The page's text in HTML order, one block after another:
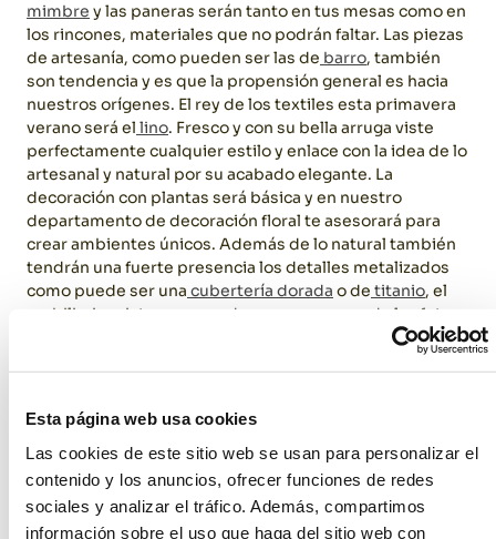
Esta página web usa cookies
Las cookies de este sitio web se usan para personalizar el
contenido y los anuncios, ofrecer funciones de redes
sociales y analizar el tráfico. Además, compartimos
información sobre el uso que haga del sitio web con
mimbre y las paneras serán tanto en tus mesas como en
los rincones, materiales que no podrán faltar. Las piezas
de artesanía, como pueden ser las de barro, también
son tendencia y es que la propensión general es hacia
nuestros orígenes. El rey de los textiles esta primavera
verano será el lino. Fresco y con su bella arruga viste
perfectamente cualquier estilo y enlace con la idea de lo
artesanal y natural por su acabado elegante. La
decoración con plantas será básica y en nuestro
departamento de decoración floral te asesorará para
crear ambientes únicos. Además de lo natural también
tendrán una fuerte presencia los detalles metalizados
como puede ser una cubertería dorada o de titanio, el
mobiliario mixto como podemos ver en una de las fotos